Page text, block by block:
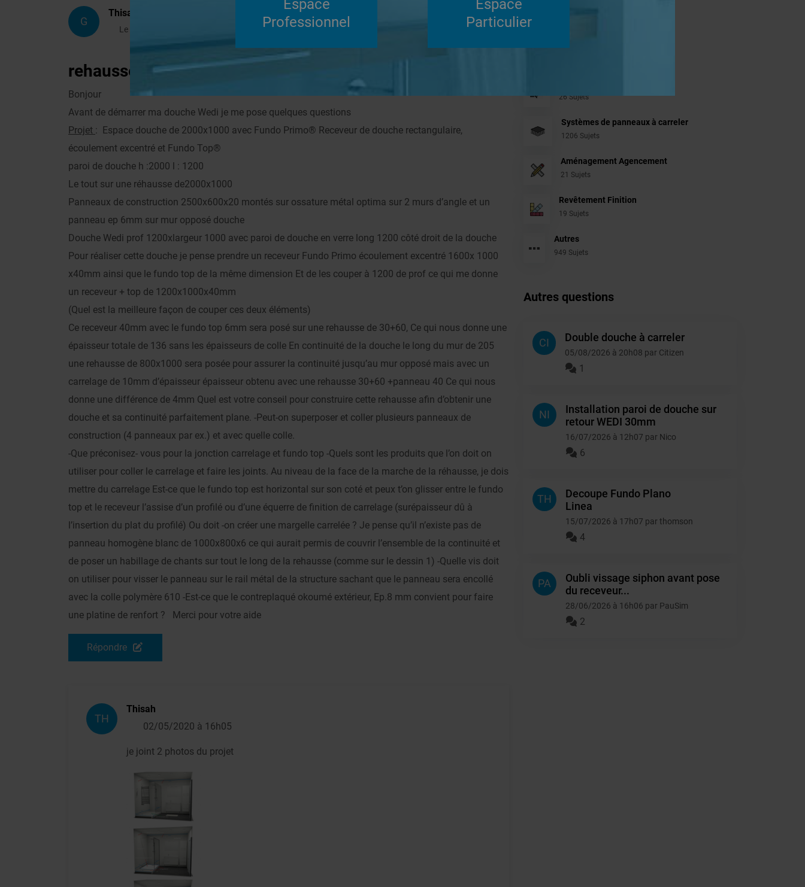
G
Thisah
Le 02/05/2020 à 16h05
Répondre
rehausse pour receveur fundo
Bonjour
Avant de démarrer ma douche Wedi je me pose quelques questions
Projet : Espace douche de 2000x1000 avec Fundo Primo® Receveur de douche rectangulaire,
écoulement excentré et Fundo Top®
paroi de douche h :2000 l : 1200
Le tout sur une réhausse de2000x1000
Panneaux de construction 2500x600x20 montés sur ossature métal optima sur 2 murs d’angle et un
panneau ep 6mm sur mur opposé douche
Douche Wedi prof 1200xlargeur 1000 avec paroi de douche en verre long 1200 côté droit de la douche
Pour réaliser cette douche je pense prendre un receveur Fundo Primo écoulement excentré 1600x 1000
x40mm ainsi que le fundo top de la même dimension Et de les couper à 1200 de prof ce qui me donne
un receveur + top de 1200x1000x40mm
(Quel est la meilleure façon de couper ces deux éléments)
Ce receveur 40mm avec le fundo top 6mm sera posé sur une rehausse de 30+60, Ce qui nous donne une
épaisseur totale de 136 sans les épaisseurs de colle En continuité de la douche le long du mur de 205
une rehausse de 800x1000 sera posée pour assurer la continuité jusqu’au mur opposé mais avec un
carrelage de 10mm d’épaisseur épaisseur obtenu avec une rehausse 30+60 +panneau 40 Ce qui nous
donne une différence de 4mm Quel est votre conseil pour construire cette rehausse afin d’obtenir une
douche et sa continuité parfaitement plane. -Peut-on superposer et coller plusieurs panneaux de
construction (4 panneaux par ex.) et avec quelle colle.
-Que préconisez- vous pour la jonction carrelage et fundo top -Quels sont les produits que l’on doit on
utiliser pour coller le carrelage et faire les joints. Au niveau de la face de la marche de la réhausse, je dois
mettre du carrelage Est-ce que le fundo top est horizontal sur son coté et peux t’on glisser entre le fundo
top et le receveur l’assise d’un profilé ou d’une équerre de finition de carrelage (surépaisseur dû à
l’insertion du plat du profilé) Ou doit -on créer une margelle carrelée ? Je pense qu’il n’existe pas de
panneau homogène blanc de 1000x800x6 ce qui aurait permis de couvrir l’ensemble de la continuité et
de poser un habillage de chants sur tout le long de la rehausse (comme sur le dessin 1) -Quelle vis doit
on utiliser pour visser le panneau sur le rail métal de la structure sachant que le panneau sera encollé
avec la colle polymère 610 -Est-ce que le contreplaqué okoumé extérieur, Ep.8 mm convient pour faire
une platine de renfort ? Merci pour votre aide
Répondre
TH
Thisah
02/05/2020 à 16h05
je joint 2 photos du projet
26 Sujets
Systèmes de panneaux à carreler
1206 Sujets
Aménagement Agencement
21 Sujets
Revêtement Finition
19 Sujets
Autres
949 Sujets
Autres questions
CI Double douche à carreler
05/08/2026 à 20h08 par Citizen
1
NI
Installation paroi de douche sur
retour WEDI 30mm
16/07/2026 à 12h07 par Nico
6
TH
Decoupe Fundo Plano
Linea
15/07/2026 à 17h07 par thomson
4
PA
Oubli vissage siphon avant pose
du receveur...
28/06/2026 à 16h06 par PauSim
2
Espace
Professionnel
Espace
Particulier